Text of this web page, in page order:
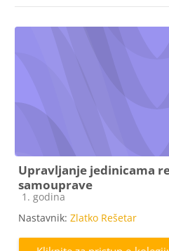
Upravljanje jedinicama
samouprave
Kategorija e-kolegija
1. godina
Nastavnik: Zlatko Rešetar